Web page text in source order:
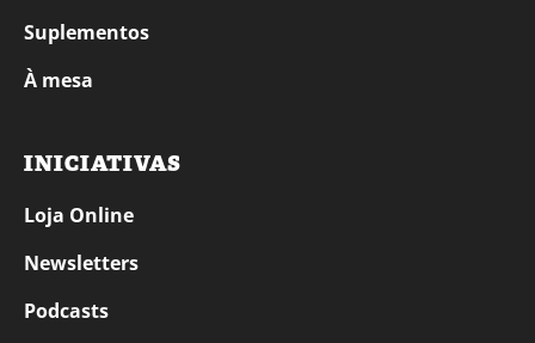
Suplementos
À mesa
INICIATIVAS
Loja Online
Newsletters
Podcasts